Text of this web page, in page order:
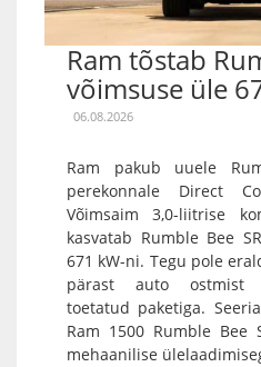
Ram tõstab
võimsuse üle
06.08.2026
Ram pakub uuele
perekonnale Direct
Võimsaim 3,0-liitrise
kasvatab Rumble Bee
671 kW-ni. Tegu pole
pärast auto ostmist
toetatud paketiga.
Ram 1500 Rumble Bee
mehaanilise